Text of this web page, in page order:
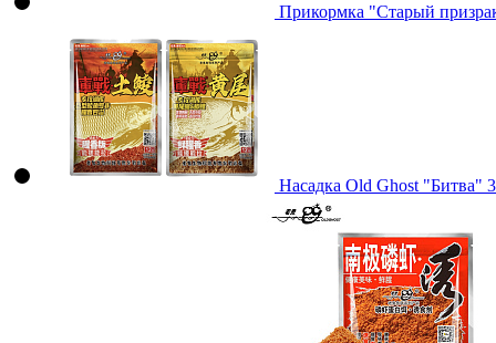
Прикормка "Старый
Насадка Old Ghost "Битва"